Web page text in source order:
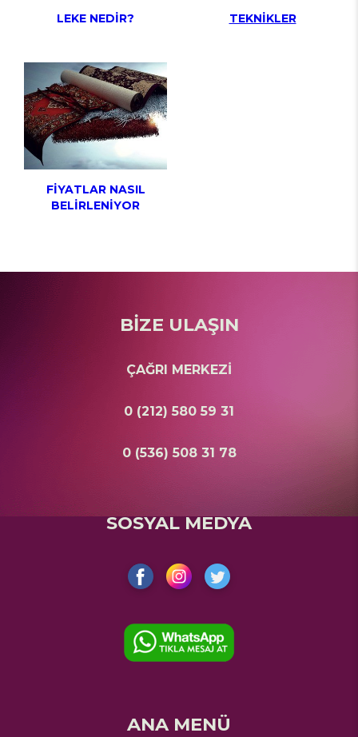
LEKE NEDİR? TEKNİKLER
FİYATLAR NASIL
BELİRLENİYOR
BİZE ULAŞIN
ÇAĞRI MERKEZİ
0 (212) 580 59 31
0 (536) 508 31 78
SOSYAL MEDYA
ANA MENÜ